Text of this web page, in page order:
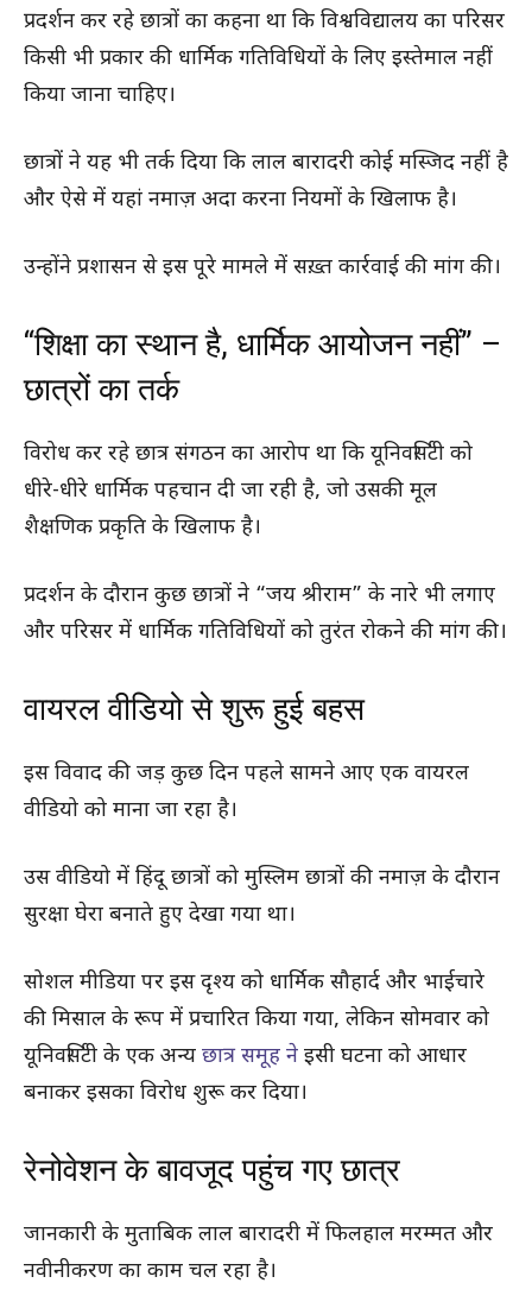
प्रदर्शन कर रहे छात्रों का कहना था कि विश्वविद्यालय का परिसर
किसी भी प्रकार की धार्मिक गतिविधियों के लिए इस्तेमाल नहीं
किया जाना चाहिए।
छात्रों ने यह भी तर्क दिया कि लाल बारादरी कोई मस्जिद नहीं है
और ऐसे में यहां नमाज़ अदा करना नियमों के खिलाफ है।
उन्होंने प्रशासन से इस पूरे मामले में सख़्त कार्रवाई की मांग की।
“शिक्षा का स्थान है, धार्मिक आयोजन नहीं” –
छात्रों का तर्क
विरोध कर रहे छात्र संगठन का आरोप था कि यूनिवर्सिटी को
धीरे-धीरे धार्मिक पहचान दी जा रही है, जो उसकी मूल
शैक्षणिक प्रकृति के खिलाफ है।
प्रदर्शन के दौरान कुछ छात्रों ने “जय श्रीराम” के नारे भी लगाए
और परिसर में धार्मिक गतिविधियों को तुरंत रोकने की मांग की।
वायरल वीडियो से शुरू हुई बहस
इस विवाद की जड़ कुछ दिन पहले सामने आए एक वायरल
वीडियो को माना जा रहा है।
उस वीडियो में हिंदू छात्रों को मुस्लिम छात्रों की नमाज़ के दौरान
सुरक्षा घेरा बनाते हुए देखा गया था।
सोशल मीडिया पर इस दृश्य को धार्मिक सौहार्द और भाईचारे
की मिसाल के रूप में प्रचारित किया गया, लेकिन सोमवार को
यूनिवर्सिटी के एक अन्य छात्र समूह ने इसी घटना को आधार
बनाकर इसका विरोध शुरू कर दिया।
रेनोवेशन के बावजूद पहुंच गए छात्र
जानकारी के मुताबिक लाल बारादरी में फिलहाल मरम्मत और
नवीनीकरण का काम चल रहा है।